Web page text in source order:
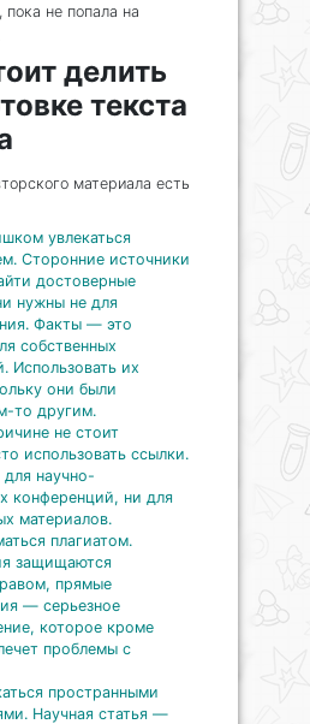
пока не попала на
делить
текста
материала есть
увлекаться
Сторонние источники
достоверные
нужны не для
Факты — это
собственных
Использовать их
они были
то другим.
не стоит
использовать ссылки.
для научно-
конференций, ни для
материалов.
плагиатом.
защищаются
прямые
— серьезное
которое кроме
проблемы с
пространными
Научная статья —